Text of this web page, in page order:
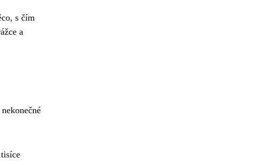
s čím
a